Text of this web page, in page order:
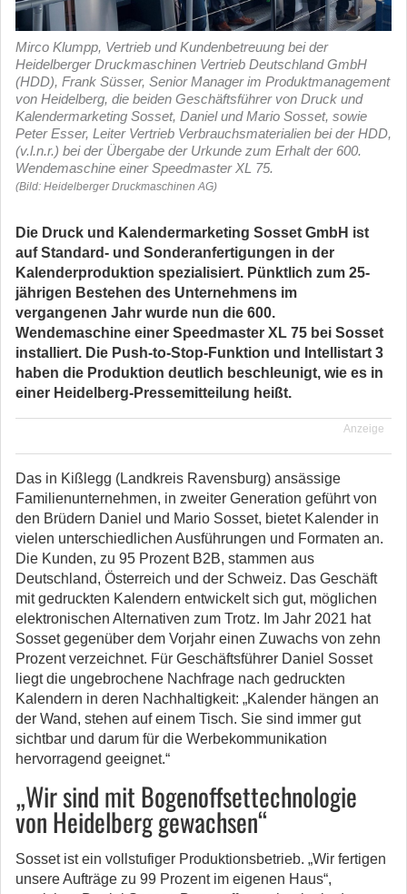
Mirco Klumpp, Vertrieb und Kundenbetreuung bei der
Heidelberger Druckmaschinen Vertrieb Deutschland GmbH
(HDD), Frank Süsser, Senior Manager im Produktmanagement
von Heidelberg, die beiden Geschäftsführer von Druck und
Kalendermarketing Sosset, Daniel und Mario Sosset, sowie
Peter Esser, Leiter Vertrieb Verbrauchsmaterialien bei der HDD,
(v.l.n.r.) bei der Übergabe der Urkunde zum Erhalt der 600.
Wendemaschine einer Speedmaster XL 75.
(Bild: Heidelberger Druckmaschinen AG)
Die Druck und Kalendermarketing Sosset GmbH ist
auf Standard- und Sonderanfertigungen in der
Kalenderproduktion spezialisiert. Pünktlich zum 25-
jährigen Bestehen des Unternehmens im
vergangenen Jahr wurde nun die 600.
Wendemaschine einer Speedmaster XL 75 bei Sosset
installiert. Die Push-to-Stop-Funktion und Intellistart 3
haben die Produktion deutlich beschleunigt, wie es in
einer Heidelberg-Pressemitteilung heißt.
Anzeige
Das in Kißlegg (Landkreis Ravensburg) ansässige
Familienunternehmen, in zweiter Generation geführt von
den Brüdern Daniel und Mario Sosset, bietet Kalender in
vielen unterschiedlichen Ausführungen und Formaten an.
Die Kunden, zu 95 Prozent B2B, stammen aus
Deutschland, Österreich und der Schweiz. Das Geschäft
mit gedruckten Kalendern entwickelt sich gut, möglichen
elektronischen Alternativen zum Trotz. Im Jahr 2021 hat
Sosset gegenüber dem Vorjahr einen Zuwachs von zehn
Prozent verzeichnet. Für Geschäftsführer Daniel Sosset
liegt die ungebrochene Nachfrage nach gedruckten
Kalendern in deren Nachhaltigkeit: „Kalender hängen an
der Wand, stehen auf einem Tisch. Sie sind immer gut
sichtbar und darum für die Werbekommunikation
hervorragend geeignet.“
„Wir sind mit Bogenoffsettechnologie
von Heidelberg gewachsen“
Sosset ist ein vollstufiger Produktionsbetrieb. „Wir fertigen
unsere Aufträge zu 99 Prozent im eigenen Haus“,